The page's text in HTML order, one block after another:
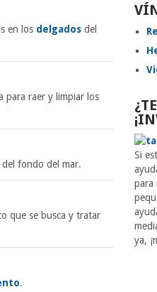
en los delgados del
para raer y limpiar los
fondo del mar.
que se busca y tratar
.
Si
para
ya,